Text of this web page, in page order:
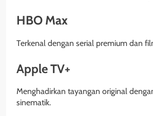
HBO Max
Terkenal dengan serial premium dan
Apple TV+
Menghadirkan tayangan original
sinematik.